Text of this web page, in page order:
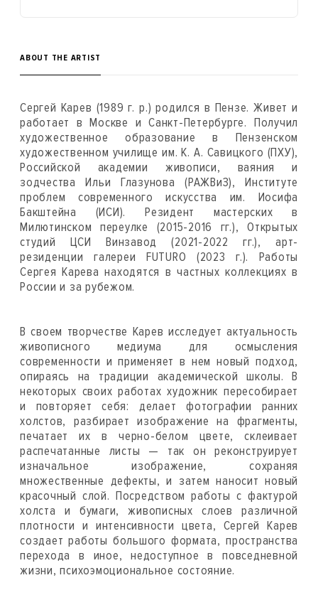
ABOUT THE ARTIST
Сергей Карев (1989 г. р.) родился в Пензе. Живет и
работает в Москве и Санкт-Петербурге. Получил
художественное образование в Пензенском
художественном училище им. К. А. Савицкого (ПХУ),
Российской академии живописи, ваяния и
зодчества Ильи Глазунова (РАЖВиЗ), Институте
проблем современного искусства им. Иосифа
Бакштейна (ИСИ). Резидент мастерских в
Милютинском переулке (2015-2016 гг.), Открытых
студий ЦСИ Винзавод (2021-2022 гг.), арт-
резиденции галереи FUTURO (2023 г.). Работы
Сергея Карева находятся в частных коллекциях в
России и за рубежом.
В своем творчестве Карев исследует актуальность
живописного медиума для осмысления
современности и применяет в нем новый подход,
опираясь на традиции академической школы. В
некоторых своих работах художник пересобирает
и повторяет себя: делает фотографии ранних
холстов, разбирает изображение на фрагменты,
печатает их в черно-белом цвете, склеивает
распечатанные листы — так он реконструирует
изначальное изображение, сохраняя
множественные дефекты, и затем наносит новый
красочный слой. Посредством работы с фактурой
холста и бумаги, живописных слоев различной
плотности и интенсивности цвета, Сергей Карев
создает работы большого формата, пространства
перехода в иное, недоступное в повседневной
жизни, психоэмоциональное состояние.